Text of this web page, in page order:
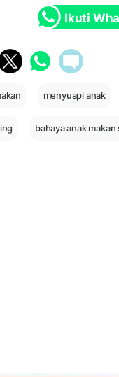
Ikuti
menyuapi anak
bahaya anak